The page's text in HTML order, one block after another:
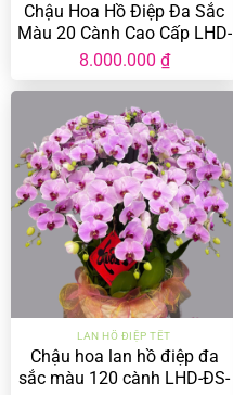
Chậu Hoa Hồ Điệp Đa Sắc
Màu 20 Cành Cao Cấp LHD-
ĐS-20-CC-02
8.000.000 ₫
LAN HỒ ĐIỆP TẾT
Chậu hoa lan hồ điệp đa
sắc màu 120 cành LHD-ĐS-